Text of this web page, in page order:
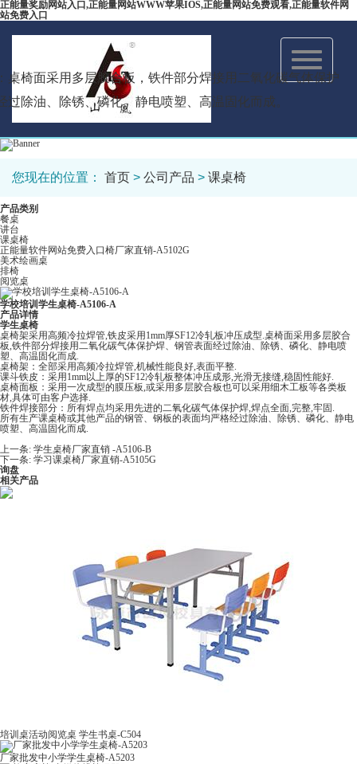
正能量奖励网站入口,正能量网站WWW苹果IOS,正能量网站免费观看,正能量软件网
站免费入口
Toggle
navigation
您现在的位置： 首页 > 公司产品 > 课桌椅
产品类别
餐桌
讲台
课桌椅
正能量软件网站免费入口椅厂家直销-A5102G
美术绘画桌
排椅
阅览桌
：桌椅面采用多层胶合板，铁件部分焊接用二氧化碳气体保护
除油、除锈、磷化、静电喷塑、高温固化而成。
学校培训学生桌椅-A5106-A
产品详情
学生桌椅
桌椅架采用高频冷拉焊管,铁皮采用1mm厚SF12冷轧板冲压成型.桌椅面采用多层胶合
板,铁件部分焊接用二氧化碳气体保护焊、钢管表面经过除油、除锈、磷化、静电喷
塑、高温固化而成.
桌椅架：全部采用高频冷拉焊管,机械性能良好,表面平整.
课斗铁皮：采用1mm以上厚的SF12冷轧板整体冲压成形,光滑无接缝,稳固性能好.
桌椅面板：采用一次成型的膜压板,或采用多层胶合板也可以采用细木工板等各类板
材,具体可由客户选择.
铁件焊接部分：所有焊点均采用先进的二氧化碳气体保护焊,焊点全面,完整,牢固.
所有生产课桌椅或其他产品的钢管、钢板的表面均严格经过除油、除锈、磷化、静电
喷塑、高温固化而成.
上一条: 学生桌椅厂家直销 -A5106-B
下一条: 学习课桌椅厂家直销-A5105G
询盘
相关产品
培训桌活动阅览桌 学生书桌-C504
厂家批发中小学学生桌椅-A5203